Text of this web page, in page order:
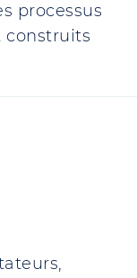
processus
construits